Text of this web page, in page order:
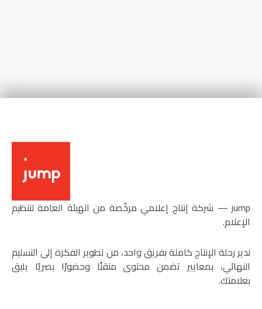
‏jump — شركة إنتاج إعلامي مرخّصة من الهيئة العامة لتنظيم
الإعلام.
ندير رحلة الإنتاج كاملة بفريق واحد، من تطوير الفكرة إلى التسليم
النهائي، بمعايير تضمن محتوى متقنًا وحضورًا بصريًا يليق
بعلامتك.